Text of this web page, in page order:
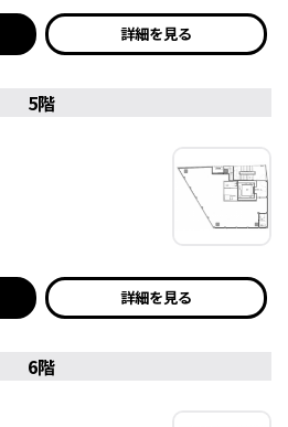
詳細を見る
5階
詳細を見る
6階